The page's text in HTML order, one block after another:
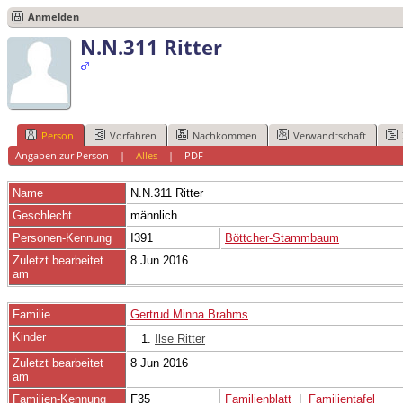
Anmelden
N.N.311 Ritter
Person Vorfahren Nachkommen Verwandtschaft
Angaben zur Person | Alles| PDF
Name N.N.311 Ritter
Geschlecht
männlich
Personen-Kennung
I391
Böttcher-Stammbaum
Zuletzt bearbeitet
am
8 Jun 2016
Familie
Gertrud Minna Brahms
Kinder
1.
Ilse Ritter
Zuletzt bearbeitet
am
8 Jun 2016
Familien-Kennung F35 Familienblatt Familientafel